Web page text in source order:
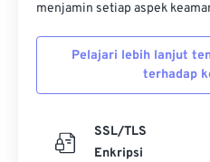
menjamin setiap aspek
Pelajari lebih lanjut
terhadap
SSL/TLS
Enkripsi